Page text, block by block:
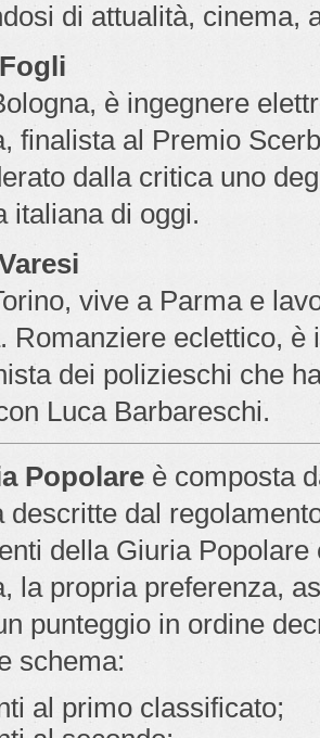
di attualità, cinema,
è ingegnere
finalista al Premio
dalla critica uno
italiana di oggi.
vive a Parma e
Romanziere eclettico,
dei polizieschi che
Luca Barbareschi.
Popolare è composta
descritte dal
della Giuria
la propria preferenza,
punteggio in ordine
schema:
al primo classificato;